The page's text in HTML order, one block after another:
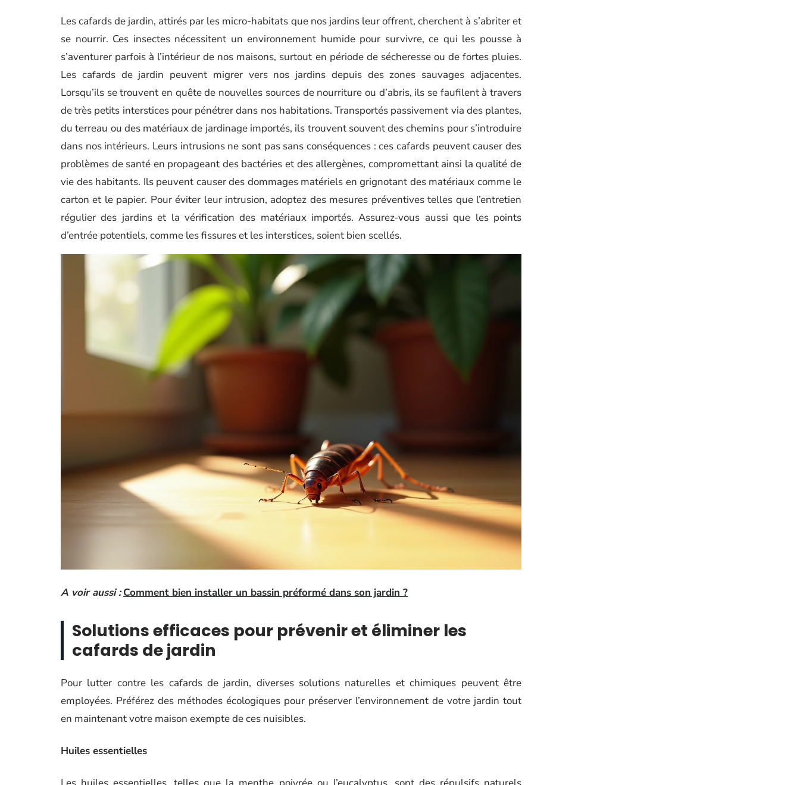
Les cafards de jardin, attirés par les micro-habitats que nos jardins leur offrent, cherchent à s’abriter et
se nourrir. Ces insectes nécessitent un environnement humide pour survivre, ce qui les pousse à
s’aventurer parfois à l’intérieur de nos maisons, surtout en période de sécheresse ou de fortes pluies.
Les cafards de jardin peuvent migrer vers nos jardins depuis des zones sauvages adjacentes.
Lorsqu’ils se trouvent en quête de nouvelles sources de nourriture ou d’abris, ils se faufilent à travers
de très petits interstices pour pénétrer dans nos habitations. Transportés passivement via des plantes,
du terreau ou des matériaux de jardinage importés, ils trouvent souvent des chemins pour s’introduire
dans nos intérieurs. Leurs intrusions ne sont pas sans conséquences : ces cafards peuvent causer des
problèmes de santé en propageant des bactéries et des allergènes, compromettant ainsi la qualité de
vie des habitants. Ils peuvent causer des dommages matériels en grignotant des matériaux comme le
carton et le papier. Pour éviter leur intrusion, adoptez des mesures préventives telles que l’entretien
régulier des jardins et la vérification des matériaux importés. Assurez-vous aussi que les points
d’entrée potentiels, comme les fissures et les interstices, soient bien scellés.
A voir aussi : Comment bien installer un bassin préformé dans son jardin ?
Solutions efficaces pour prévenir et éliminer les
cafards de jardin
Pour lutter contre les cafards de jardin, diverses solutions naturelles et chimiques peuvent être
employées. Préférez des méthodes écologiques pour préserver l’environnement de votre jardin tout
en maintenant votre maison exempte de ces nuisibles.
Huiles essentielles